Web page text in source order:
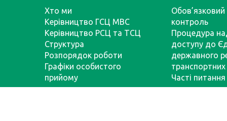
Хто ми
Керівництво ГСЦ МВС
Керівництво РСЦ та ТСЦ
Структура
Розпорядок роботи
Графіки особистого
прийому
Обов’язковий
контроль
Процедура
доступу до
державного
транспортних
Часті питання